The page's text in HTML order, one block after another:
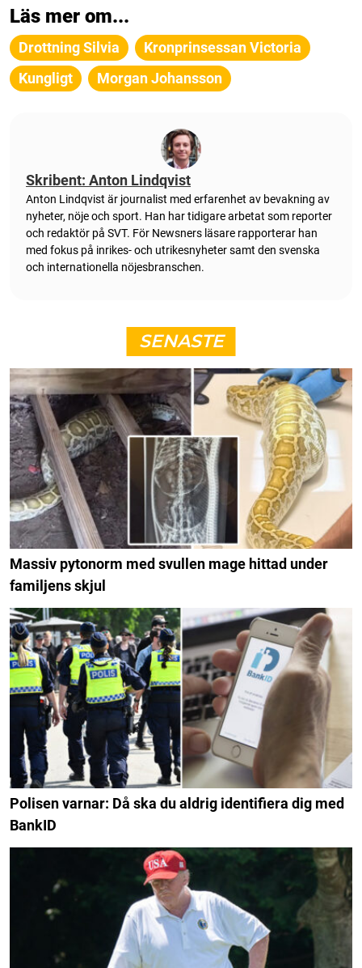
Läs mer om...
Drottning Silvia
Kronprinsessan Victoria
Kungligt
Morgan Johansson
Skribent: Anton Lindqvist
Anton Lindqvist är journalist med erfarenhet av bevakning av
nyheter, nöje och sport. Han har tidigare arbetat som reporter
och redaktör på SVT. För Newsners läsare rapporterar han
med fokus på inrikes- och utrikesnyheter samt den svenska
och internationella nöjesbranschen.
SENASTE
Massiv pytonorm med svullen mage hittad under
familjens skjul
Polisen varnar: Då ska du aldrig identifiera dig med
BankID